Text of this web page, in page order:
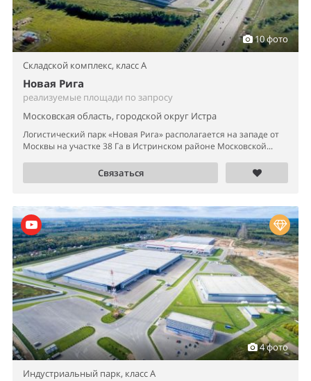
10 фото
Складской комплекс, класс A
Новая Рига
реализуемые площади по запросу
Московская область, городской округ Истра
Логистический парк «Новая Рига» располагается на западе от
Москвы на участке 38 Га в Истринском районе Московской...
Связаться
4 фото
Индустриальный парк, класс A